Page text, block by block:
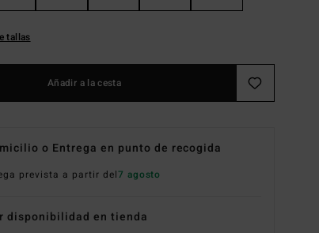
tallas
Añadir a la cesta
o Entrega en punto de recogida
prevista a partir del7 agosto
disponibilidad en tienda